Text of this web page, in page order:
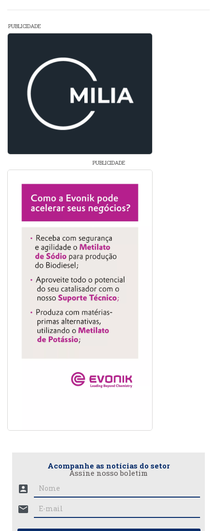
PUBLICIDADE
PUBLICIDADE
Acompanhe as notícias do setor
Assine nosso boletim
account_box
mail